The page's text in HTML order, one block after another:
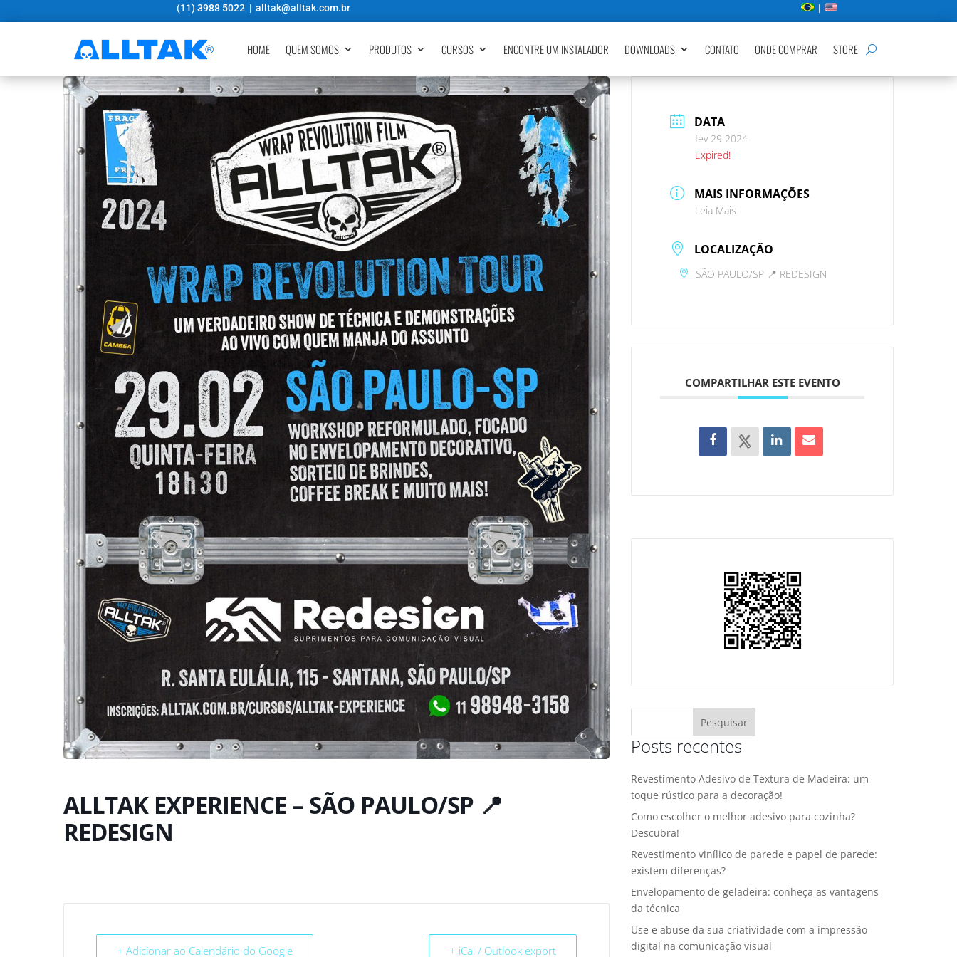
(11) 3988 5022 | alltak@alltak.com.br |
HOME QUEM SOMOS PRODUTOS CURSOS ENCONTRE UM INSTALADOR DOWNLOADS CONTATO ONDE COMPRAR STORE
ALLTAK EXPERIENCE – SÃO PAULO/SP 📍
REDESIGN
+ Adicionar ao Calendário do Google + iCal / Outlook export
DATA
fev 29 2024
Expired!
MAIS INFORMAÇÕES
Leia Mais
LOCALIZAÇÃO
SÃO PAULO/SP 📍 REDESIGN
COMPARTILHAR ESTE EVENTO
Posts recentes
Revestimento Adesivo de Textura de Madeira: um
toque rústico para a decoração!
Como escolher o melhor adesivo para cozinha?
Descubra!
Revestimento vinílico de parede e papel de parede:
existem diferenças?
Envelopamento de geladeira: conheça as vantagens
da técnica
Use e abuse da sua criatividade com a impressão
digital na comunicação visual